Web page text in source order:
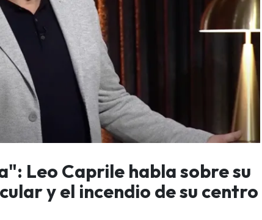
Leo Caprile habla sobre su
y el incendio de su centro